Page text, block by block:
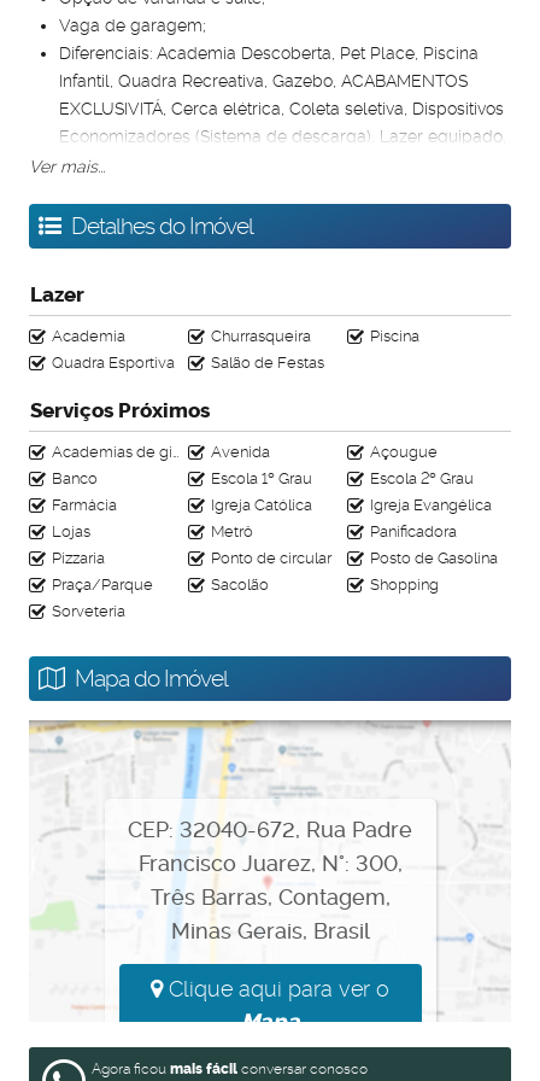
Vaga de garagem;
Diferenciais: Academia Descoberta, Pet Place, Piscina
Infantil, Quadra Recreativa, Gazebo, ACABAMENTOS
EXCLUSIVITÁ, Cerca elétrica, Coleta seletiva, Dispositivos
Economizadores (Sistema de descarga), Lazer equipado,
Previsão para wi-fi nas áreas de lazer, Bancada da
Dispositivos Economizadores (Sistema de descarga),
Previsão para medição de água individualizada, Tanque
Salão de festas, Bicicletário Descoberto, Circuito fechado
de TV, Dispositivos Economizadores (Redutor de vazão e
arejador), Dispositivos Economizadores de Energia,
para pedestre, Bancadas do Banheiro em Granito,
Dispositivos Economizadores (Redutor de vazão e ar),
Previsão para ar condicionado, Previsão para medição
de gás individualizado.
Proximidade: Próximo a Via Expressa, Av. João César de
Oliveira, Assaí Atacadista, Big Shopping, Estação
Eldorado, Una Contagem .
Todos os benefícios do Programa Minha Casa Minha Vida -
Agende agora mesmo sua simulação!
Ver mais...
Detalhes do Imóvel
Lazer
Academia Churrasqueira
Piscina
Quadra Esportiva
Salão de Festas
Serviços Próximos
Academias de ginástica Avenida
Açougue
Banco
Escola 1º Grau
Escola 2º Grau
Farmácia
Igreja Católica
Igreja Evangélica
Lojas
Metrô
Panificadora
Pizzaria
Ponto de circular
Posto de Gasolina
Praça/Parque
Sacolão
Shopping
Sorveteria
Mapa do Imóvel
CEP: 32040-672, Rua Padre
Francisco Juarez, N°: 300,
Três Barras, Contagem,
Minas Gerais, Brasil
Clique aqui para ver o
Mapa
Agora ficou mais fácil conversar conosco